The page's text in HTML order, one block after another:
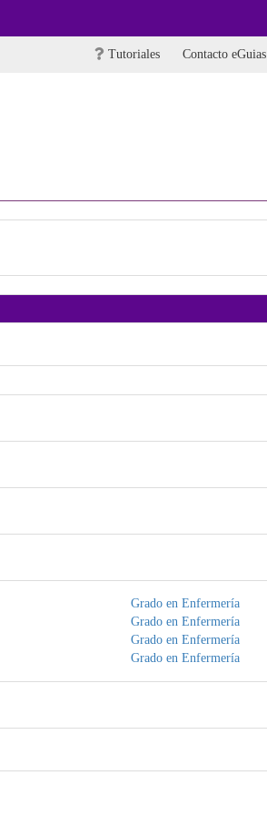
Tutoriales Contacto eGuias
Grado en Enfermería
Grado en Enfermería
Grado en Enfermería
Grado en Enfermería